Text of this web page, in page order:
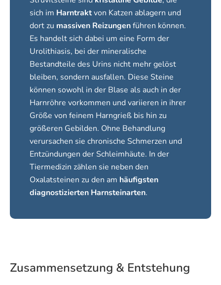
sich im Harntraktvon Katzen ablagern und
dort zu massiven Reizungenführen können.
Es handelt sich dabei um eine Form der
Urolithiasis, bei der mineralische
Bestandteile des Urins nicht mehr gelöst
bleiben, sondern ausfallen. Diese Steine
können sowohl in der Blase als auch in der
Harnröhre vorkommen und variieren in ihrer
Größe von feinem Harngrieß bis hin zu
größeren Gebilden. Ohne Behandlung
verursachen sie chronische Schmerzen und
Entzündungen der Schleimhäute. In der
Tiermedizin zählen sie neben den
Oxalatsteinen zu den am häufigsten
diagnostizierten Harnsteinarten.
Zusammensetzung & Entstehung